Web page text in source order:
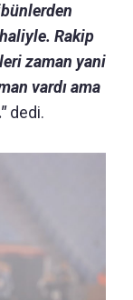
Rakip
zaman yani
vardı ama
dedi.